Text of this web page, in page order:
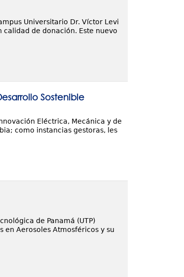
Universitario Dr. Víctor Levi
calidad de donación. Este nuevo
Sostenible
Eléctrica, Mecánica y de
como instancias gestoras, les
de Panamá (UTP)
en Aerosoles Atmosféricos y su